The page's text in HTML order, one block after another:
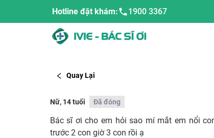
Hotline đặt khám: 1900 3367
Quay Lại
Nữ, 14 tuổi Đã đóng
Bác sĩ ơi cho em hỏi sao mí mắt em nổi
trước 2 con giờ 3 con rồi ạ